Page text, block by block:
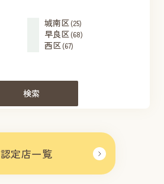
認定店一覧
城南区(25)
早良区(68)
西区(67)
検索